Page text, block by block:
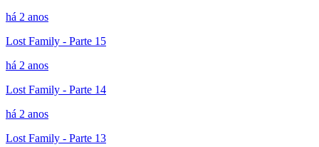
há 2 anos
Lost Family - Parte 15
há 2 anos
Lost Family - Parte 14
há 2 anos
Lost Family - Parte 13